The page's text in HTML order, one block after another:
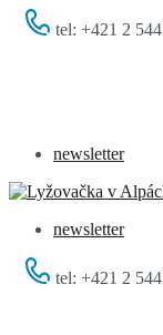
tel: +421 2
newsletter
newsletter
tel: +421 2